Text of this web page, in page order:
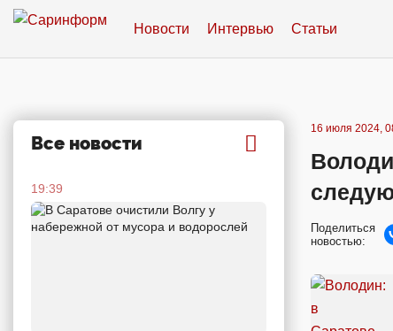
Новости Интервью Статьи
Все новости
19:39
16 июля 2024,
Поделиться
новостью: